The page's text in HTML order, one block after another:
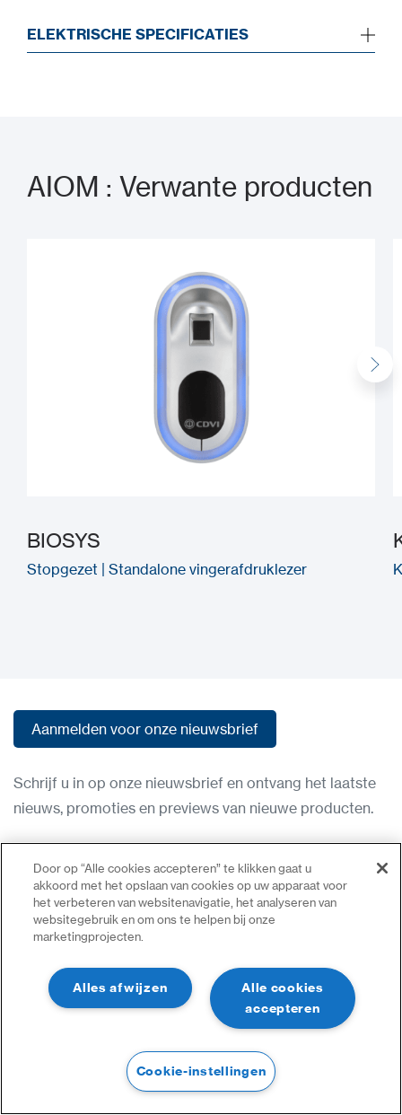
ELEKTRISCHE SPECIFICATIES
AIOM : Verwante producten
BIOSYS
Stopgezet | Standalone vingerafdruklezer
Aanmelden voor onze nieuwsbrief
Schrijf u in op onze nieuwsbrief en ontvang het laatste
nieuws, promoties en previews van nieuwe producten.
Gebruiksvoorwaarden
Privacybeleid
Neem contact op
Inloggen
Sitemap
©2023 Alle Rechten Voorbehouden | CDVI
Door op “Alle cookies accepteren” te klikken gaat u
akkoord met het opslaan van cookies op uw apparaat voor
het verbeteren van websitenavigatie, het analyseren van
websitegebruik en om ons te helpen bij onze
marketingprojecten.
Alle cookies
accepteren
Alles afwijzen
Cookie-instellingen